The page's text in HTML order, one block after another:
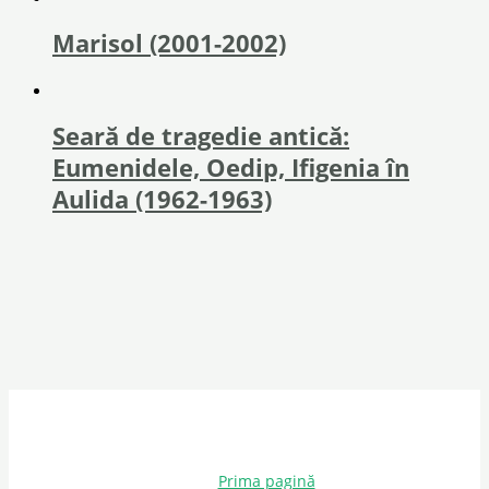
Marisol (2001-2002)
Seară de tragedie antică:
Eumenidele, Oedip, Ifigenia în
Aulida (1962-1963)
Prima pagină